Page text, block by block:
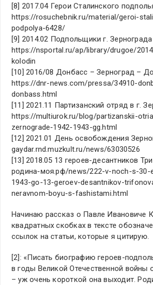
[8] 2017.04 Герои Сталинского
https://rosuchebnik.ru/material/geroi-
podpolya-6428/
[9] 2014.02 Подпольщики г. Зернограда
https://nsportal.ru/ap/library/drugoe/
kolodin
[10] 2016/08 Донбасс – Зерноград –
https://dnr-news.com/pressa/34910-
donbass.html
[11] 2021.11 Партизанский отряд в г.
https://multiurok.ru/blog/partizanskii-
zernograde-1942-1943-gg.html
[12] 2021.01 День освобождения
gaydar.rnd.muzkult.ru/news/63030526
[13] 2018.05 13 героев-десантников
родина-моя.рф/news/222-v-noch-s-30-
1943-go-13-geroev-desantnikov-
neravnom-boyu-s-fashistami.html
Начинаю рассказ о Павле Ивановиче
квадратных скобках в тексте
ссылок на статьи, которые я цитирую.
[2]: «Писать биографию героев-
в годы Великой Отечественной войны
– уж очень короткой она выходит.